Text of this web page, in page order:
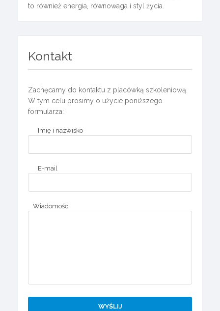
to również energia, równowaga i styl życia.
Kontakt
Zachęcamy do kontaktu z placówką szkoleniową.
W tym celu prosimy o użycie poniższego
formularza:
Imię i nazwisko
E-mail
Wiadomość